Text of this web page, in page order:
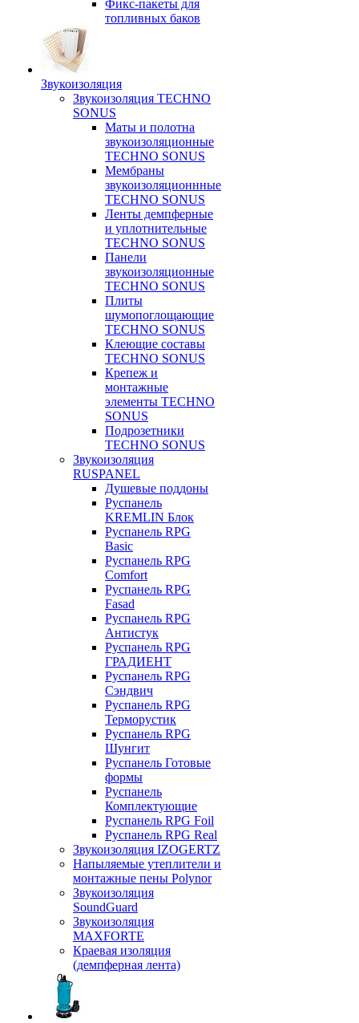
Фикс-пакеты для
топливных баков
Звукоизоляция
Звукоизоляция TECHNO
SONUS
Маты и полотна
звукоизоляционные
TECHNO SONUS
Мембраны
звукоизоляционнные
TECHNO SONUS
Ленты демпферные
и уплотнительные
TECHNO SONUS
Панели
звукоизоляционные
TECHNO SONUS
Плиты
шумопоглощающие
TECHNO SONUS
Клеющие составы
TECHNO SONUS
Крепеж и
монтажные
элементы TECHNO
SONUS
Подрозетники
TECHNO SONUS
Звукоизоляция
RUSPANEL
Душевые поддоны
Руспанель
KREMLIN Блок
Руспанель RPG
Basic
Руспанель RPG
Comfort
Руспанель RPG
Fasad
Руспанель RPG
Антистук
Руспанель RPG
ГРАДИЕНТ
Руспанель RPG
Сэндвич
Руспанель RPG
Терморустик
Руспанель RPG
Шунгит
Руспанель Готовые
формы
Руспанель
Комплектующие
Руспанель RPG Foil
Руспанель RPG Real
Звукоизоляция IZOGERTZ
Напыляемые утеплители и
монтажные пены Polynor
Звукоизоляция
SoundGuard
Звукоизоляция
MAXFORTE
Краевая изоляция
(демпферная лента)